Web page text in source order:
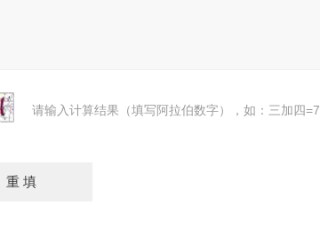
请输入计算结果（填写阿拉伯数字），如：三加四=7